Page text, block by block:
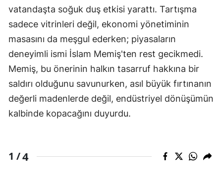
vatandaşta soğuk duş etkisi yarattı. Tartışma
sadece vitrinleri değil, ekonomi yönetiminin
masasını da meşgul ederken; piyasaların
deneyimli ismi İslam Memiş'ten rest gecikmedi.
Memiş, bu önerinin halkın tasarruf hakkına bir
saldırı olduğunu savunurken, asıl büyük fırtınanın
değerli madenlerde değil, endüstriyel dönüşümün
kalbinde kopacağını duyurdu.
1 /4